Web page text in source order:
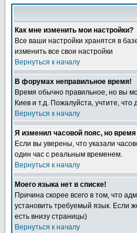
Как мне изменить мои настройки?
Все ваши настройки хранятся в
изменить все свои настройки
Вернуться к началу
В форумах неправильное время!
Время обычно правильное, но вы
Киев и т.д. Пожалуйста, учтите,
Вернуться к началу
Я изменил часовой пояс, но
Если вы уверены, что указали
один час с реальным временем.
Вернуться к началу
Моего языка нет в списке!
Причина скорее всего в том, что
установить требуемый язык. Если
есть внизу страницы)
Вернуться к началу